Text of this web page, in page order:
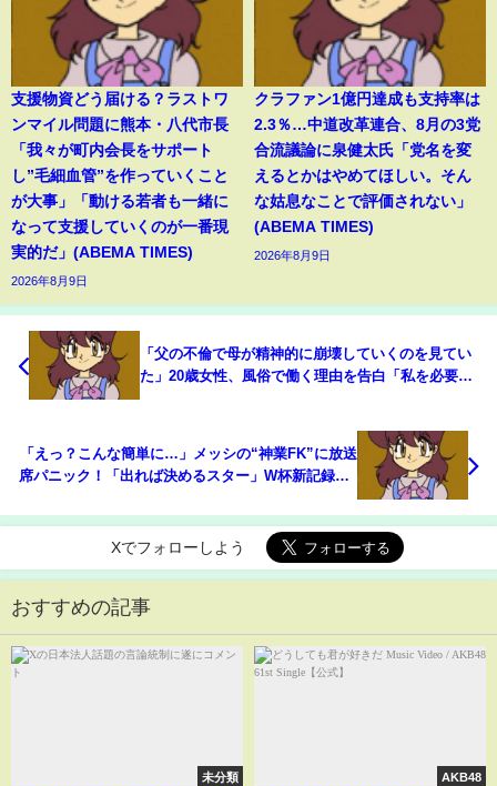
支援物資どう届ける？ラストワ
ンマイル問題に熊本・八代市長
「我々が町内会長をサポート
し”毛細血管”を作っていくこと
が大事」「動ける若者も一緒に
なって支援していくのが一番現
実的だ」(ABEMA TIMES)
2026年8月9日
クラファン1億円達成も支持率は
2.3％…中道改革連合、8月の3党
合流議論に泉健太氏「党名を変
えるとかはやめてほしい。そん
な姑息なことで評価されない」
(ABEMA TIMES)
2026年8月9日
「父の不倫で母が精神的に崩壊していくのを見てい
た」20歳女性、風俗で働く理由を告白「私を必要と
「えっ？こんな簡単に…」メッシの“神業FK”に放送
席パニック！「出れば決めるスター」W杯新記録の7
Xでフォローしよう
おすすめの記事
未分類 AKB48